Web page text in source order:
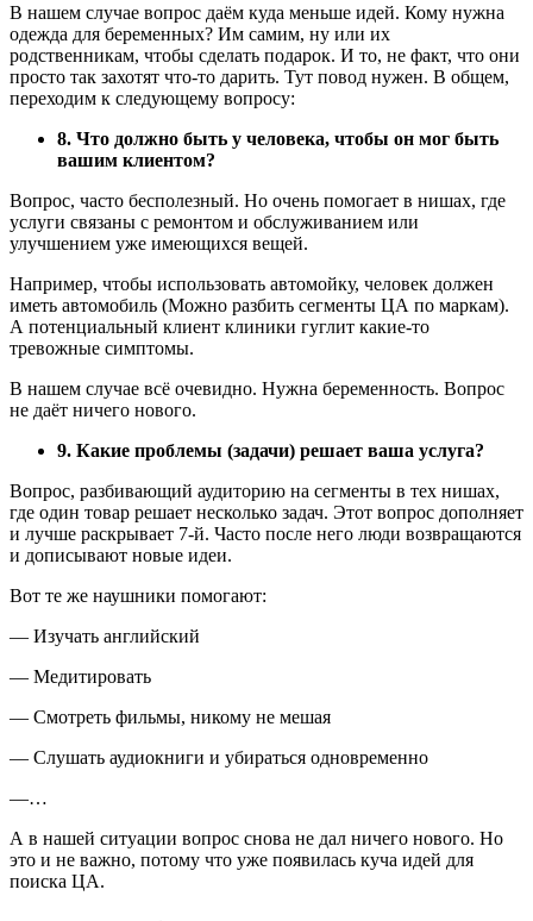
В нашем случае вопрос даём куда меньше идей. Кому нужна
одежда для беременных? Им самим, ну или их
родственникам, чтобы сделать подарок. И то, не факт, что они
просто так захотят что-то дарить. Тут повод нужен. В общем,
переходим к следующему вопросу:
8. Что должно быть у человека, чтобы он мог быть
вашим клиентом?
Вопрос, часто бесполезный. Но очень помогает в нишах, где
услуги связаны с ремонтом и обслуживанием или
улучшением уже имеющихся вещей.
Например, чтобы использовать автомойку, человек должен
иметь автомобиль (Можно разбить сегменты ЦА по маркам).
А потенциальный клиент клиники гуглит какие-то
тревожные симптомы.
В нашем случае всё очевидно. Нужна беременность. Вопрос
не даёт ничего нового.
9. Какие проблемы (задачи) решает ваша услуга?
Вопрос, разбивающий аудиторию на сегменты в тех нишах,
где один товар решает несколько задач. Этот вопрос дополняет
и лучше раскрывает 7-й. Часто после него люди возвращаются
и дописывают новые идеи.
Вот те же наушники помогают:
— Изучать английский
— Медитировать
— Смотреть фильмы, никому не мешая
— Слушать аудиокниги и убираться одновременно
—…
А в нашей ситуации вопрос снова не дал ничего нового. Но
это и не важно, потому что уже появилась куча идей для
поиска ЦА.